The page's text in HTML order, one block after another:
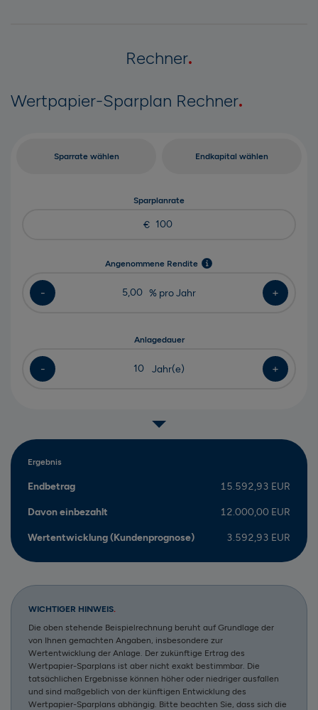
Rechner
Wertpapier-Sparplan Rechner
Sparrate wählen Endkapital wählen
Sparplanrate
€ 100
Angenommene Rendite
- 5,00 % pro Jahr +
Anlagedauer
- 10 Jahr(e) +
Ergebnis
Endbetrag 15.592,93 EUR
Davon einbezahlt 12.000,00 EUR
Wertentwicklung (Kundenprognose) 3.592,93 EUR
WICHTIGER HINWEIS
Die oben stehende Beispielrechnung beruht auf Grundlage der
von Ihnen gemachten Angaben, insbesondere zur
Wertentwicklung der Anlage. Der zukünftige Ertrag des
Wertpapier-Sparplans ist aber nicht exakt bestimmbar. Die
tatsächlichen Ergebnisse können höher oder niedriger ausfallen
und sind maßgeblich von der künftigen Entwicklung des
Wertpapier-Sparplans abhängig. Bitte beachten Sie, dass sich die